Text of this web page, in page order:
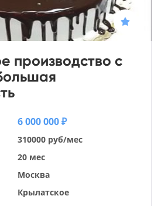
производство с
6 000 000 ₽
310000 руб/мес
20 мес
Москва
Крылатское